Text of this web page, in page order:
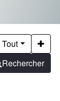
Tout
Rechercher